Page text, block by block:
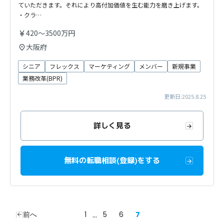
ていただきます。それにより高付加価値を生む能力を磨き上げます。
・クラ…
420～3500万円
大阪府
シニア フレックス マーケティング メンバー
新規事業
業務改革(BPR)
更新日:2025.8.25
詳しく見る
無料の転職相談(登録)をする
前へ 1 ... 5 6 7